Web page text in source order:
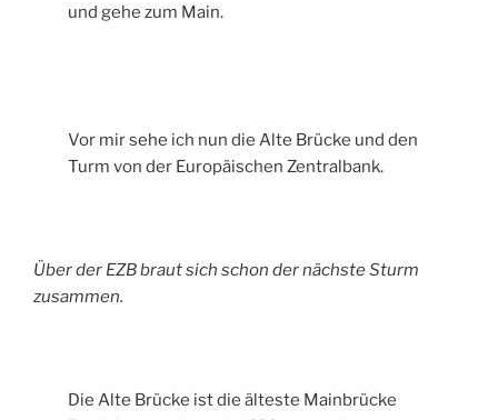
und gehe zum Main.
Vor mir sehe ich nun die Alte Brücke und den
Turm von der Europäischen Zentralbank.
Über der EZB braut sich schon der nächste Sturm
zusammen.
Die Alte Brücke ist die älteste Mainbrücke